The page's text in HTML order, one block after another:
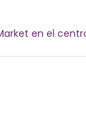
en el